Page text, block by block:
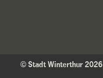
© Stadt Winterthur 2026